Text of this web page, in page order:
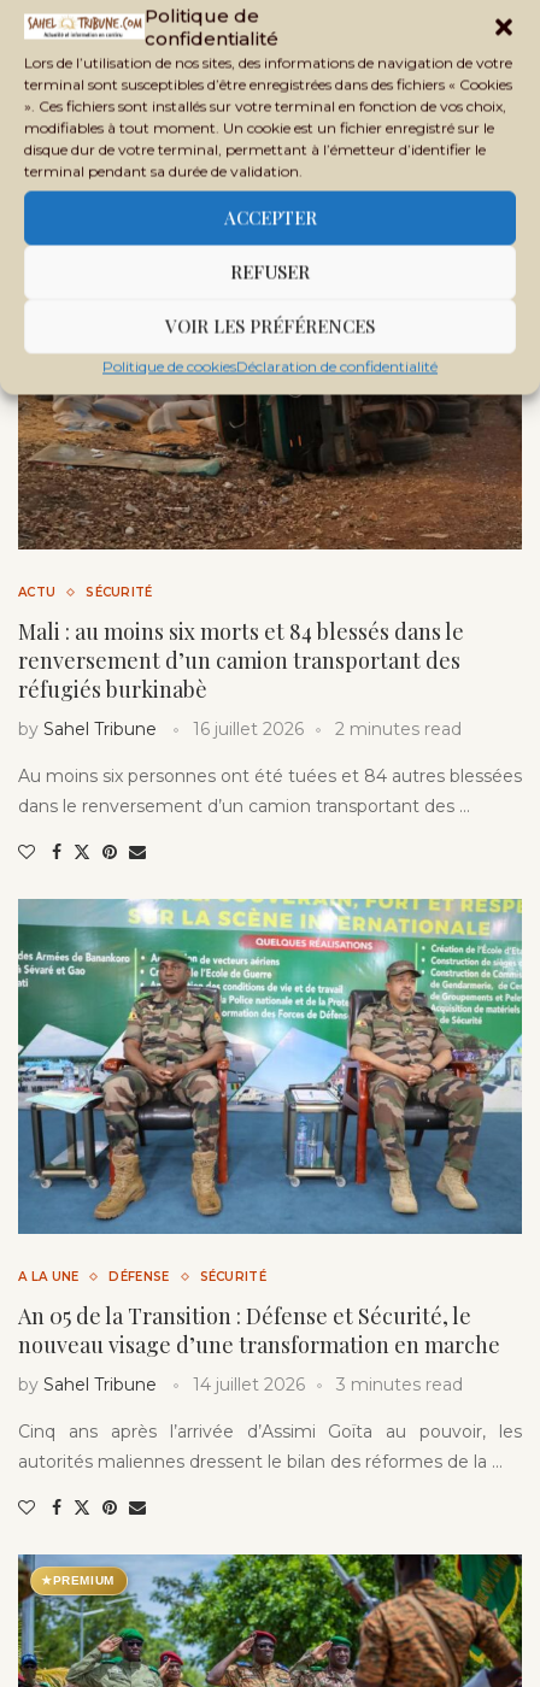
Politique de
confidentialité
Lors de l’utilisation de nos sites, des informations de navigation de votre
terminal sont susceptibles d’être enregistrées dans des fichiers « Cookies
». Ces fichiers sont installés sur votre terminal en fonction de vos choix,
modifiables à tout moment. Un cookie est un fichier enregistré sur le
disque dur de votre terminal, permettant à l’émetteur d’identifier le
terminal pendant sa durée de validation.
ACCEPTER
REFUSER
VOIR LES PRÉFÉRENCES
Politique de cookiesDéclaration de confidentialité
byIbrahim Kalifa Djitteye
read
Les Forces armées maliennes ont détruit un refuge de
groupes armés terroristes dans la forêt de Kékoro, région …
ACTU SÉCURITÉ
Mali : au moins six morts et 84 blessés dans le
renversement d’un camion transportant des
réfugiés burkinabè
by Sahel Tribune 16 juillet 2026 2 minutes read
Au moins six personnes ont été tuées et 84 autres blessées
dans le renversement d’un camion transportant des …
A LA UNE DÉFENSE SÉCURITÉ
An 05 de la Transition : Défense et Sécurité, le
nouveau visage d’une transformation en marche
by Sahel Tribune 14 juillet 2026 3 minutes read
Cinq ans après l’arrivée d’Assimi Goïta au pouvoir, les
autorités maliennes dressent le bilan des réformes de la …
★ PREMIUM